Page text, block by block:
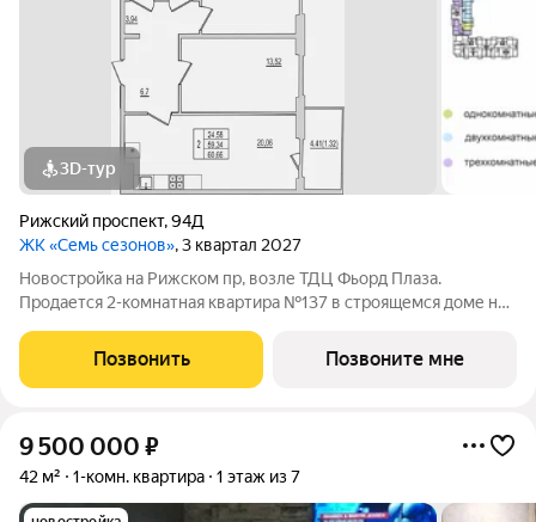
3D-тур
Рижский проспект,94Д
ЖК «Семь сезонов», 3 квартал 2027
Новостройка на Рижском пр, возле ТДЦ Фьорд Плаза.
Продается 2-комнатная квартира №137 в строящемся доме на
семь домов, объединённых в единый жилой квартал со своими
парками, дорожками, парковкой
Позвонить Позвоните мне
9 500 000 ₽
42 м² 1-комн. квартира 1 этаж из 7